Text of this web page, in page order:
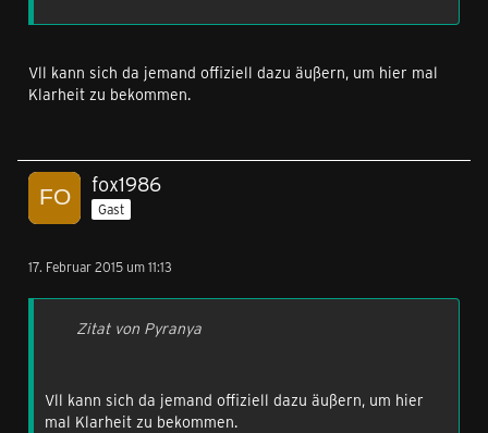
Vll kann sich da jemand offiziell dazu äußern, um hier mal
Klarheit zu bekommen.
fox1986
Gast
17. Februar 2015 um 11:13
Zitat von Pyranya
Vll kann sich da jemand offiziell dazu äußern, um hier
mal Klarheit zu bekommen.